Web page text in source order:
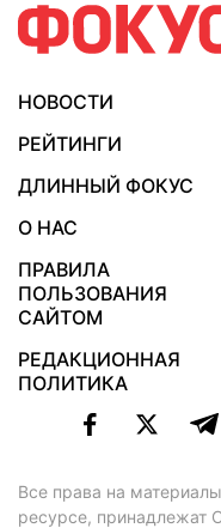
НОВОСТИ
РЕЙТИНГИ
ДЛИННЫЙ ФОКУС
О НАС
ПРАВИЛА
ПОЛЬЗОВАНИЯ
САЙТОМ
РЕДАКЦИОННАЯ
ПОЛИТИКА
Все права на
ресурсе,